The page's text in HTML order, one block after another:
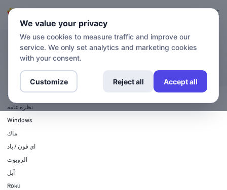
أدلة الإعداد
أدلة الإعداد
نظره عامه
Windows
ماك
اي فون / باد
الروبوت
آبل
Roku
We value your privacy
We use cookies to measure traffic and improve our
service. We only set analytics and marketing cookies
with your consent.
Customize Reject all Accept all